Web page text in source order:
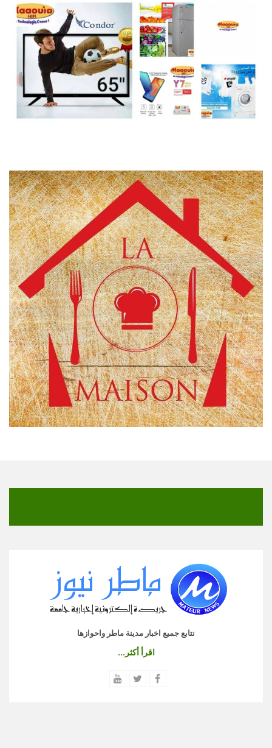
نتابع جميع اخبار مدينة ماطر واحوازها
اقرأ أكثر...